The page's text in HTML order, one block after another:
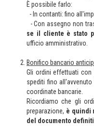
È possibile farlo:
- In contanti: fino
- Con assegno non
se il cliente è stato
ufficio amministrativo.
Bonifico bancario
Gli ordini effettuati con
spediti fino
coordinate bancarie.
Ricordiamo che gli
preparazione, è quindi
del documento